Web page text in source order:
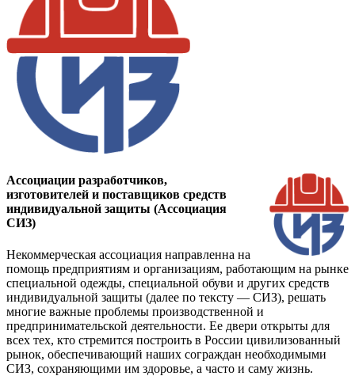
Ассоциации разработчиков,
изготовителей и поставщиков средств
индивидуальной защиты (Ассоциация
СИЗ)
Некоммерческая ассоциация направленна на
помощь предприятиям и организациям, работающим на рынке
специальной одежды, специальной обуви и других средств
индивидуальной защиты (далее по тексту — СИЗ), решать
многие важные проблемы производственной и
предпринимательской деятельности. Ее двери открыты для
всех тех, кто стремится построить в России цивилизованный
рынок, обеспечивающий наших сограждан необходимыми
СИЗ, сохраняющими им здоровье, а часто и саму жизнь.